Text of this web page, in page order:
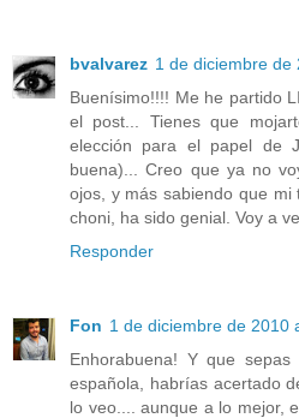
bvalvarez 1 de diciembre de
Buenísimo!!!! Me he partido
el post... Tienes que
elección para el papel de
buena)... Creo que ya no
ojos, y más sabiendo que
choni, ha sido genial. Voy a
Responder
Fon 1 de diciembre de 2010
Enhorabuena! Y que
española, habrías acertado
lo veo.... aunque a lo mejor,